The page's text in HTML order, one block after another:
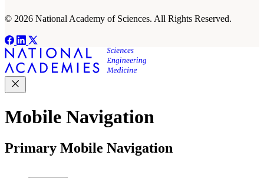
© 2026 National Academy of Sciences. All Rights Reserved.
Mobile Navigation
Primary Mobile Navigation